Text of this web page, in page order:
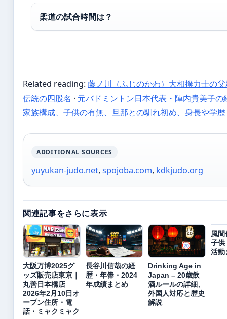
柔道の試合時間は？
Related reading:藤ノ川（ふじのかわ）大相撲力士の
伝統の四股名 · 元バドミントン日本代表・陣内貴美子の
家族構成、子供の有無、旦那との馴れ初め、身長や学
ADDITIONAL SOURCES
yuyukan-judo.net, spojoba.com, kdkjudo.org
関連記事をさらに表示
大阪万博2025グ
ッズ販売店東京｜
丸善日本橋店
2026年2月10日オ
ープン住所・電
話・ミャクミャク
長谷川信哉の経
歴・年俸・2024
年成績まとめ
Drinking Age in
Japan – 20歳飲
酒ルールの詳細、
外国人対応と歴史
解説
風間
子供
活動